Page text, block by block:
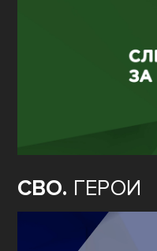
СВО. ГЕРОИ